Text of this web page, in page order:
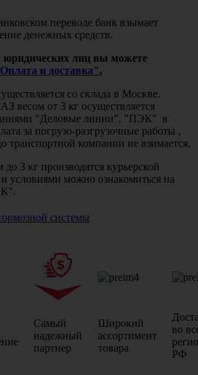
переводе банк взымает
денежных средств.
лиц вы можете
и доставка".
со склада в Москве.
весом от 3 кг осуществляется
"Деловые линии", "ПЭК" в
за погрузо-разгрузочные работы ,
транспортной компании не взимается.
до 3 кг производятся курьерской
условиями можно ознакомиться на
системы
Самый
надежный
партнер
Широкий
ассортимент
товара
во
РФ